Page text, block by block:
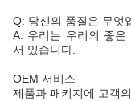
Q: 당신의 품질은 무엇
A: 우리는 우리의 좋
서 있습니다.
OEM 서비스
제품과 패키지에 고객